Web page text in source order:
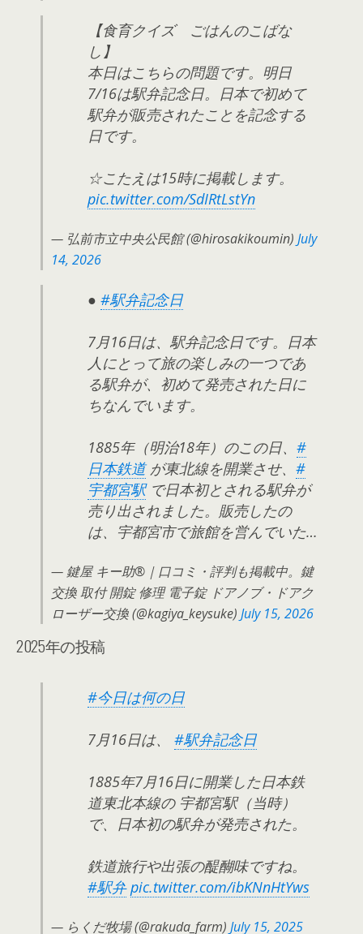
【食育クイズ ごはんのこばな
し】
本日はこちらの問題です。明日
7/16は駅弁記念日。日本で初めて
駅弁が販売されたことを記念する
日です。
☆こたえは15時に掲載します。
pic.twitter.com/SdIRtLstYn
— 弘前市立中央公民館 (@hirosakikoumin) July
14, 2026
● #駅弁記念日
7月16日は、駅弁記念日です。日本
人にとって旅の楽しみの一つであ
る駅弁が、初めて発売された日に
ちなんでいます。
1885年（明治18年）のこの日、 #
日本鉄道が東北線を開業させ、 #
宇都宮駅で日本初とされる駅弁が
売り出されました。販売したの
は、宇都宮市で旅館を営んでいた…
— 鍵屋 キー助®｜口コミ・評判も掲載中。鍵
交換 取付 開錠 修理 電子錠 ドアノブ・ドアク
ローザー交換 (@kagiya_keysuke) July 15, 2026
2025年の投稿
#今日は何の日
7月16日は、 #駅弁記念日
1885年7月16日に開業した日本鉄
道東北本線の 宇都宮駅（当時）
で、日本初の駅弁が発売された。
鉄道旅行や出張の醍醐味ですね。
#駅弁 pic.twitter.com/ibKNnHtYws
— らくだ牧場 (@rakuda_farm) July 15, 2025